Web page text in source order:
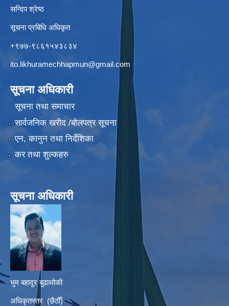
सन्दिप श्रेष्ठ
सूचना प्रबिधि अधिकृत
+९७७-९८६१५४३८३४
ito.likhuramechhapmun@gmail.com
सूचना अधिकारी
सूचना तथा समाचार
सार्वजनिक खरीद /बोलपत्र सूचना
एन, कानुन तथा निर्देशिका
कर तथा शुल्कहरु
सूचना अधिकारी
भुम बहादुर बुढाथोकी
अधिकृतस्तर (छैठौँ)